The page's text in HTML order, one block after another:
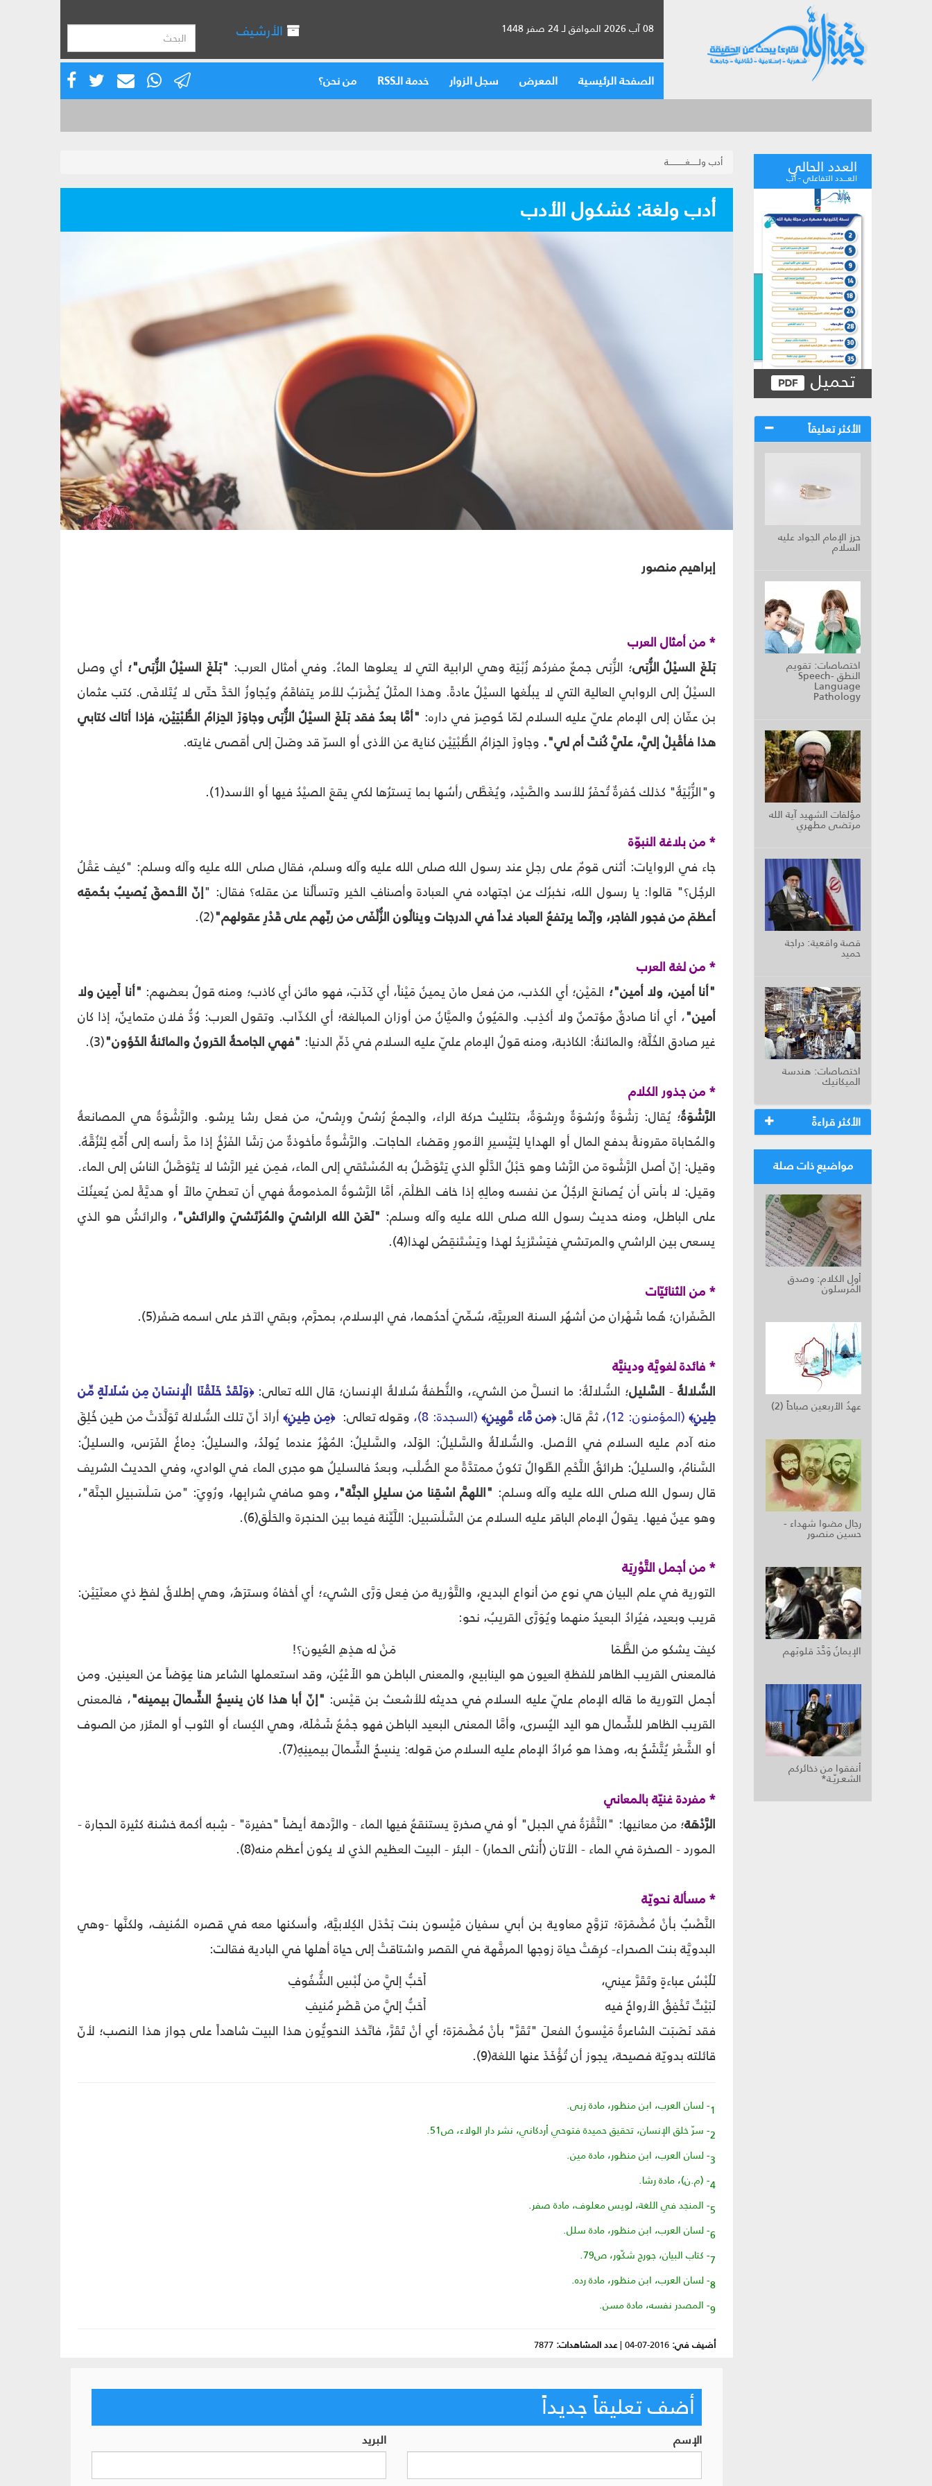
08 آب 2026 الموافق لـ 24 صفر 1448 الأرشيف
الصفحة الرئيسية المعرض سجل الزوار خدمة الـRSS من نحن؟
العدد الحالي
العـــدد التفاعلي - آب
تحميل
الأكثر تعليقاً
حرز الإمام الجواد عليه
السلام
اختصاصات: تقويم
النطق Speech-
Language
Pathology
مؤلفات الشهيد آية الله
مرتضى مطهري
قصة واقعية: دراجة
حميد
اختصاصات: هندسة
الميكانيك
الأكثر قراءةً
مواضيع ذات صلة
أول الكلام: وصدق
المُرسلون
عهدُ الأربعين صباحاً (2)
رجال مضوا شهداء -
حسين منصور
الإيمانُ وَحَّدَ قلوبَهم
أنفقوا من ذخائركم
الشعـريّـة*
أدب ولــــــغــــــــــــة
أدب ولغة: كشكول الأدب
إبراهيم منصور
* من أمثال العرب
بَلَغَ السيْلُ الزُّبَى؛ الزُّبَى جمعٌ مفردُه زُبْيَة وهي الرابية التي لا يعلوها الماءُ. وفي أمثال العرب: "بَلَغَ السيْلُ الزُّبَى"؛ أي وصل
السيْلُ إلى الروابي العالية التي لا يبلُغها السيْلُ عادةً. وهذا المثَلُ يُضْرَبُ للأمر يتفاقَمُ ويُجاوزُ الحَدَّ حتّى لا يُتَلافَى. كتب عثمان
بن عفّان إلى الإمام عليّ عليه السلام لمّا حُوصِرَ في داره: "أمَّا بعدُ فقد بَلَغَ السيْلُ الزُّبَى وجاوَزَ الحِزامُ الطُّبْيَيْن، فإذا أتاك كتابي
هذا فأقْبِلْ إليَّ، علَيَّ كُنتَ أم لي". وجاوزَ الحِزامُ الطُّبْيَيْن كناية عن الأذى أو السرّ قد وصَلَ إلى أقصى غايته.
و"الزُّبْيَةُ" كذلك حُفرةٌ تُحفَرُ للأسد والصَّيْد، ويُغَطَّى رأسُها بما يَسترُها لكي يقعَ الصيْدُ فيها أو الأسد(1).
* من بلاغة النبوّة
جاء في الروايات: أثنى قومٌ على رجلٍ عند رسول الله صلى الله عليه وآله وسلم، فقال صلى الله عليه وآله وسلم: "كيف عَقْلُ
الرجُل؟" قالوا: يا رسول الله، نخبرُك عن اجتهاده في العبادة وأصنافِ الخير وتسألُنا عن عقله؟ فقال: "إنّ الأحمقَ يُصيبُ بحُمقِه
أعظمَ من فجور الفاجر، وإنّما يرتفعُ العباد غداً في الدرجات وينالُون الزُّلْفَى من ربِّهم على قَدْرِ عقولهم"(2).
* من لغة العرب
"أنا أمين، ولا أمين"؛ المَيْن؛ أي الكذب، من فعل مانَ يمينُ مَيْناً، أي كَذَبَ، فهو مائن أي كاذب؛ ومنه قولُ بعضهم: "أنا أَمِين ولا
أمين"، أي أنا صادقٌ مؤتمنٌ ولا أكذِب. والمَيُونُ والميَّانُ من أوزان المبالغة؛ أي الكذّاب. وتقول العرب: وُدُّ فلان متماينٌ، إذا كان
غير صادق الخُلَّةَ؛ والمائنةُ: الكاذبة، ومنه قولُ الإمام عليّ عليه السلام في ذَمِّ الدنيا: "فهي الجامحةُ الحَرونُ والمائنةُ الخَؤون"(3).
* من جذور الكلام
الرَّشْوَةُ؛ يُقال: رَشْوَةٌ ورُشوَةٌ ورِشوَةٌ، بتثليث حركة الراء، والجمعُ رُشىً ورِشىً، من فعل رشا يرشو. والرَّشْوَةُ هي المصانعةُ
والمُحاباة مقرونةً بدفع المال أو الهدايا لِتيْسيرِ الأمورِ وقضاء الحاجات. والرَّشْوةُ مأخوذةٌ من رَشَا الفَرْخُ إذا مدَّ رأسه إلى أُمِّهِ لِتَزُقَّهُ.
وقيل: إنّ أصل الرَّشْوة من الرَّشا وهو حَبْلُ الدَّلْوِ الذي يَتَوَصَّلُ به المُسْتَقي إلى الماء، فمِن غير الرَّشا لا يَتَوَصَّلُ الناسُ إلى الماء.
وقيل: لا بأسَ أن يُصانعَ الرجُلُ عن نفسه ومالِهِ إذا خاف الظلْمَ، أمَّا الرَّشوةُ المذمومةُ فهي أن تعطيَ مالاً أو هديَّةً لمن يُعينُكَ
على الباطل، ومنه حديث رسول الله صلى الله عليه وآله وسلم: "لَعَنَ الله الراشيَ والمُرْتَشيَ والرائش"، والرائشُ هو الذي
يسعى بين الراشي والمرتشي فيَسْتَزيدُ لهذا ويَسْتَنقِصُ لهذا(4).
* من الثنائيّات
الصَّفَران؛ هُما شَهْران من أشهُر السنة العربيَّة، سُمِّيَ أحدُهما، في الإسلام، بمحرَّم، وبقي الآخر على اسمه صَفَر(5).
* فائدة لغويَّة ودينيَّة
السُّلالةُ- السَّليل؛ السُّلالَةُ: ما انسلَّ من الشيء، والنُّطفةُ سُلالةُ الإنسان؛ قال الله تعالى:﴿وَلَقَدْ خَلَقْنَا الْإِنسَانَ مِن سُلَالَةٍ مِّن
طِينٍ﴾ (المؤمنون: 12) ، ثمَّ قال:﴿من مَّاء مَّهِينٍ﴾(السجدة: 8)، وقوله تعالى:﴿مِن طِينٍ﴾ أرادَ أنّ تلك السُّلالة تَوَلَّدَتْ من طين خُلِقَ
منه آدم عليه السلام في الأصل. والسُّلالَةُ والسَّليلُ: الوَلَد، والسَّليلُ: المُهْرُ عندما يُولَدُ، والسليلُ: دِماغُ الفَرَس، والسليلُ:
السَّنامُ، والسليلُ: طرائقُ اللَّحْمِ الطِّوالُ تكونُ ممتدَّةً مع الصُّلْب، وبعدُ فالسليلُ هو مجرى الماء في الوادي، وفي الحديث الشريف
قال رسول الله صلى الله عليه وآله وسلم: "اللهمَّ اسْقِنا من سليلِ الجنَّة"، وهو صافي شرابِها، ورُوِيَ: "من سَلْسَبيلِ الجنَّة"،
وهو عينٌ فيها. يقولُ الإمام الباقر عليه السلام عن السَّلْسَبيل: اللَّيِّنة فيما بين الحنجرة والحَلْق(6).
* من أجمل التَّوْرِيَة
التورية في علم البيان هي نوع من أنواع البديع، والتَّوْرية من فِعل وَرَّى الشيء؛ أي أخفاهُ وسترَهُ، وهي إطلاقُ لفظٍ ذي معنَيَيْن:
قريب وبعيد، فيُرادُ البعيدُ منهما ويُوَرَّى القريبُ، نحو:
كيفَ يشكو من الظَّمَا
مَنْ له هذِهِ العُيون؟!
فالمعنى القريب الظاهر للفظةِ العيون هو الينابيع، والمعنى الباطن هو الأَعْيُن، وقد استعملها الشاعر هنا عِوَضاً عن العينين. ومن
أجمل التورية ما قاله الإمام عليّ عليه السلام في حديثه للأشعث بن قيْس: "إنّ أبا هذا كان ينسِجُ الشِّمالَ بيمينه"، فالمعنى
القريب الظاهر للشِّمال هو اليد اليُسرى، وأمَّا المعنى البعيد الباطن فهو جمْعُ شَمْلَة، وهي الكِساء أو الثوب أو المئزر من الصوف
أو الشَّعْر يُتَّشَحُ به، وهذا هو مُرادُ الإمام عليه السلام من قوله: ينسِجُ الشِّمالَ بيمينِهِ(7).
* مفردة غنيّة بالمعاني
الرَّدْهَة؛ من معانيها: "النَّقْرَةُ في الجبل" أو في صخرةٍ يستنقعُ فيها الماء - والرَّدهة أيضاً "حفيرة" - شِبه أكمة خشنة كثيرة الحجارة -
المورد - الصخرة في الماء - الأتان (أُنثى الحمار) - البئر - البيت العظيم الذي لا يكون أعظم منه(8).
* مسألة نحويّة
النَّصْبُ بأنْ مُضْمَرَة؛ تزوَّج معاوية بن أبي سفيان مَيْسون بنت بَحْدَل الكِلابيَّة، وأسكنها معه في قصره المُنيف، ولكنَّها -وهي
البدويَّة بنت الصحراء- كرِهَتْ حياة زوجها المرفَّهة في القصر واشتاقتْ إلى حياة أهلها في البادية فقالت:
لَلُبْسُ عباءةٍ وتَقَرَّ عيني،
أَحَبُّ إليَّ من لُبْسِ الشُّفُوفِ
لَبَيْتٌ تَخْفِقُ الأرواحُ فيه
أَحَبُّ إليَّ من قَصْرٍ مُنيفِ
فقد نَصَبَت الشاعرةُ مَيْسونُ الفعلَ "تَقَرَّ" بأنْ مُضْمَرَة؛ أي أنْ تَقَرَّ، فاتّخذ النحويُّون هذا البيت شاهداً على جواز هذا النصب؛ لأنّ
قائلته بدويّة فصيحة، يجوز أن تُؤْخَذَ عنها اللغة(9).
1- لسان العرب، ابن منظور، مادة زبى.
2- سرّ خلق الإنسان، تحقيق حميدة فتوحي أردكاني، نشر دار الولاء، ص51.
3- لسان العرب، ابن منظور، مادة مين.
4- (م.ن)، مادة رشا.
5- المنجد في اللغة، لويس معلوف، مادة صفر.
6- لسان العرب، ابن منظور، مادة سلل.
7- كتاب البيان، جورج شكّور، ص79.
8- لسان العرب، ابن منظور، مادة رده.
9- المصدر نفسه، مادة مسن.
أضيف في: 2016-07-04
|عدد المشاهدات: 7877
أضف تعليقاً جديداً
الإسم البريد